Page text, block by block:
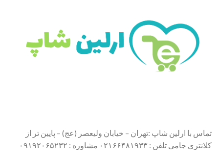
تماس با ارلین شاپ :تهران – خیابان ولیعصر (عج) – پایین تر از
کلانتری جامی تلفن : ۰۲۱۶۶۴۸۱۹۳۳ مشاوره : ۰۹۱۹۲۰۶۵۲۳۲